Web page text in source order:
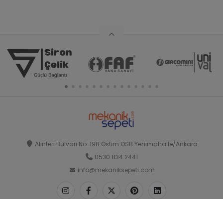
Alınteri Bulvarı No: 198 Ostim OSB Yenimahalle/Ankara
0530 834 2441
info@mekaniksepeti.com